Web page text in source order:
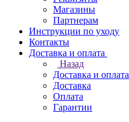
Магазины
Партнерам
Инструкции по уходу
Контакты
Доставка и оплата
Назад
Доставка и оплата
Доставка
Оплата
Гарантии